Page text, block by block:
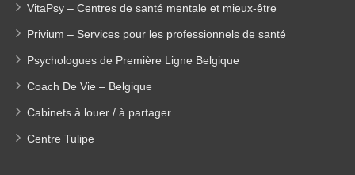
VitaPsy – Centres de santé mentale et mieux-être
Privium – Services pour les professionnels de santé
Psychologues de Première Ligne Belgique
Coach De Vie – Belgique
Cabinets à louer / à partager
Centre Tulipe